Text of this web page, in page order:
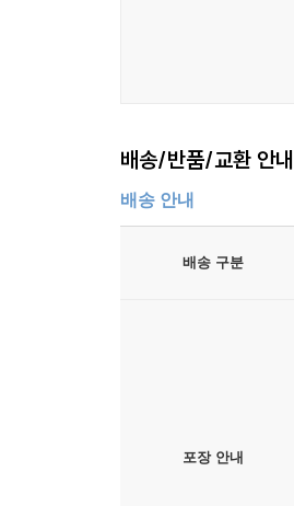
배송/반품/교환 안내
배송 안내
배송 구분
포장 안내